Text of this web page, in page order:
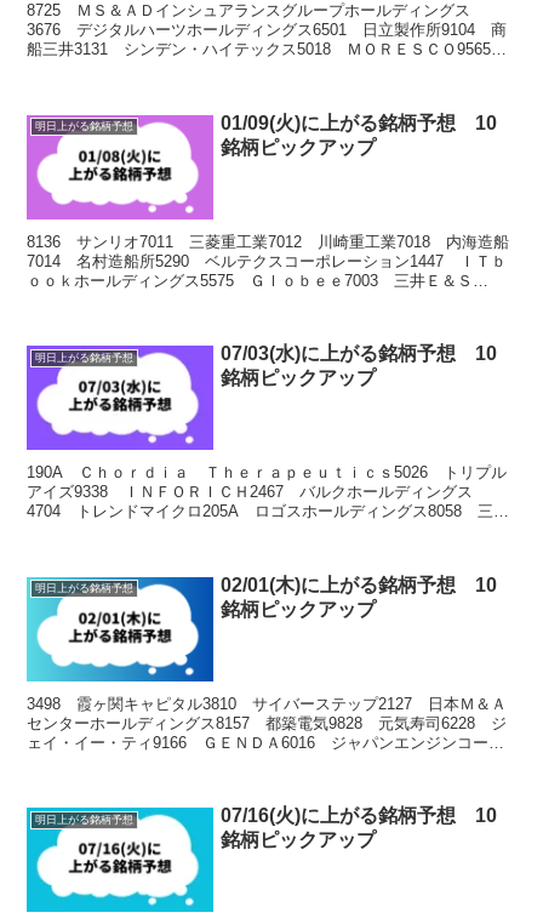
8725 ＭＳ＆ＡＤインシュアランスグループホールディングス
3676 デジタルハーツホールディングス6501 日立製作所9104 商
船三井3131 シンデン・ハイテックス5018 ＭＯＲＥＳＣＯ9565
明日上がる銘柄予想
01/09(火)に上がる銘柄予想 10
銘柄ピックアップ
8136 サンリオ7011 三菱重工業7012 川崎重工業7018 内海造船
7014 名村造船所5290 ベルテクスコーポレーション1447 ＩＴｂ
ｏｏｋホールディングス5575 Ｇｌｏｂｅｅ7003 三井Ｅ＆Ｓ
明日上がる銘柄予想
07/03(水)に上がる銘柄予想 10
銘柄ピックアップ
190A Ｃｈｏｒｄｉａ Ｔｈｅｒａｐｅｕｔｉｃｓ5026 トリプル
アイズ9338 ＩＮＦＯＲＩＣＨ2467 バルクホールディングス
4704 トレンドマイクロ205A ロゴスホールディングス8058 三菱
明日上がる銘柄予想
02/01(木)に上がる銘柄予想 10
銘柄ピックアップ
3498 霞ヶ関キャピタル3810 サイバーステップ2127 日本Ｍ＆Ａ
センターホールディングス8157 都築電気9828 元気寿司6228 ジ
ェイ・イー・ティ9166 ＧＥＮＤＡ6016 ジャパンエンジンコーポ
明日上がる銘柄予想
07/16(火)に上がる銘柄予想 10
銘柄ピックアップ